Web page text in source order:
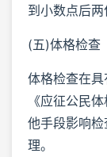
到小数点后两
(五)体格检查
体格检查在
《应征公民
他手段影响
理。